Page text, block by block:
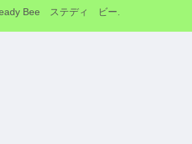
Bee ステディ ビー.